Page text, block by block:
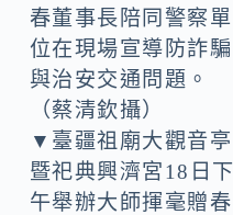
春董事長陪同警察單
位在現場宣導防詐騙
與治安交通問題。
（蔡清欽攝）
▼臺疆祖廟大觀音亭
暨祀典興濟宮18日下
午舉辦大師揮毫贈春